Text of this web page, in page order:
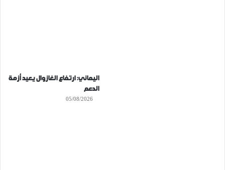
اليماني: ارتفاع الغازوال يعيد أزمة
الدعم
05/08/2026